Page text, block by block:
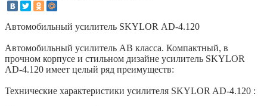
Автомобильный усилитель SKYLOR АD-4.120
Автомобильный усилитель AB класса. Компактный, в
прочном корпусе и стильном дизайне усилитель SKYLOR
AD-4.120 имеет целый ряд преимуществ:
Технические характеристики усилителя SKYLOR AD-4.120 :